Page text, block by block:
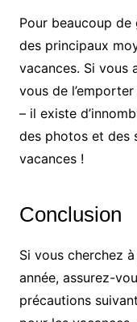
Pour beaucoup de
des principaux
vacances. Si vous
vous de
– il existe
des photos et des
vacances !
Conclusion
Si vous cherchez
année, assurez-
précautions